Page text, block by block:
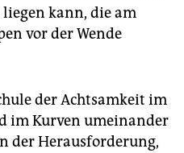
kann, die am
vor der Wende
der Achtsamkeit im
im Kurven umeinander
der Herausforderung,